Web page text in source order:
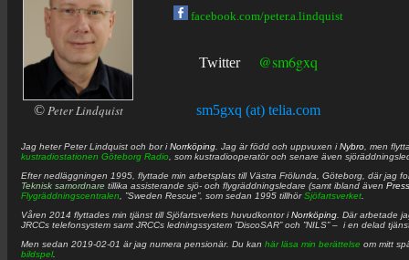
© Peter Lindquist
facebook.com/peter.a.lindquist
Twitter @sm6gxq
sm5gxq (at) telia.com
Jag heterPeter Lindquist och bor iNorrköping . Jag är född och uppvuxen iNybro , men
kustradiostationen Göteborg Radio , som kustradiooperatör och senare även
Efter nedläggningen 1995, flyttade min arbetsplats till Västra Frölunda, Göteborg, där jag
Teknisk samordnare tillika assisterande sjö- och flygräddningsledare (samt ibland även
Flygräddningscentralen , ”Sweden Rescue”, som sedan 1995 tillhörSjöfartsverket
Våren 2014 flyttades min tjänst till Sjöfartsverkets huvudkontor iNorrköping . Där arbetade
JRCCs telefonsystem samt JRCCs ledningssystem ”DiscoSAR” och ”NILS” – i en delad
Men sedan 2019-02-01 är jag numera pensionär. Du kan här läsa min berättelse om mitt
bildspel.